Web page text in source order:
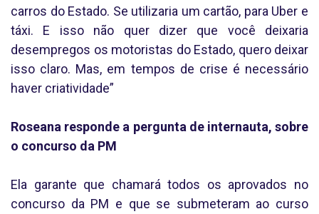
carros do Estado. Se utilizaria um cartão, para Uber e
táxi. E isso não quer dizer que você deixaria
desempregos os motoristas do Estado, quero deixar
isso claro. Mas, em tempos de crise é necessário
haver criatividade”
Roseana responde a pergunta de internauta, sobre
o concurso da PM
Ela garante que chamará todos os aprovados no
concurso da PM e que se submeteram ao curso